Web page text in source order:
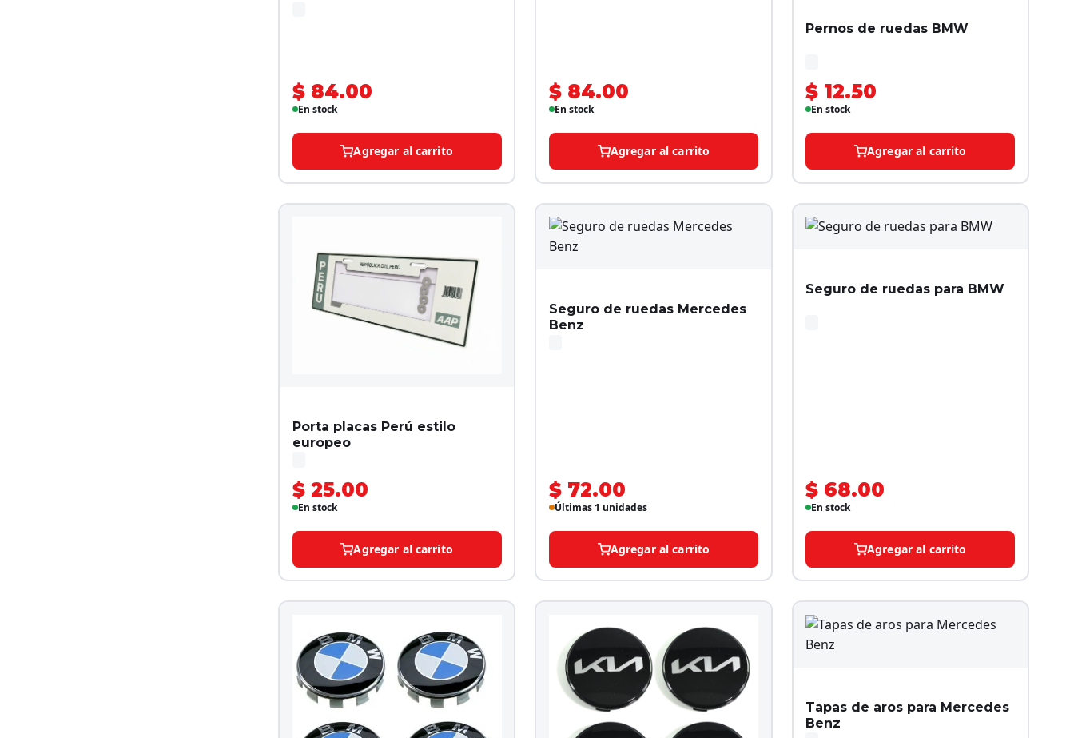
$ 84.00
En stock
Agregar al carrito
$ 84.00
En stock
Agregar al carrito
Pernos de ruedas BMW
$ 12.50
En stock
Agregar al carrito
Porta placas Perú estilo
europeo
$ 25.00
En stock
Agregar al carrito
Seguro de ruedas Mercedes
Benz
$ 72.00
Últimas 1 unidades
Agregar al carrito
Seguro de ruedas para BMW
$ 68.00
En stock
Agregar al carrito
Tapas de aros para Mercedes
Benz